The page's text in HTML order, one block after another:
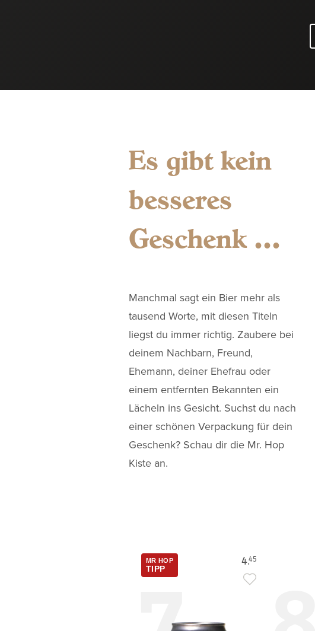
Es gibt kein
besseres
Geschenk …
Manchmal sagt ein Bier mehr als
tausend Worte, mit diesen Titeln
liegst du immer richtig. Zaubere bei
deinem Nachbarn, Freund,
Ehemann, deiner Ehefrau oder
einem entfernten Bekannten ein
Lächeln ins Gesicht. Suchst du nach
einer schönen Verpackung für dein
Geschenk? Schau dir die Mr. Hop
Kiste an.
4.45
MR HOP
TIPP